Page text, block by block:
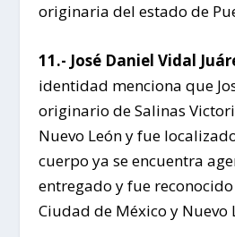
originaria del estado de
11.- José Daniel Vidal
identidad menciona que
originario de Salinas
Nuevo León y fue
cuerpo ya se encuentra
entregado y fue
Ciudad de México y Nuevo